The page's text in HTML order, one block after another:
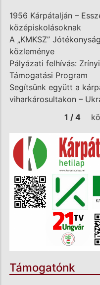
1956 Kárpátalján –
középiskolásoknak
A „KMKSZ”
közleménye
Pályázati felhívás:
Támogatási Program
Segítsünk együtt a
viharkárosultakon –
1 / 4
Támogatónk